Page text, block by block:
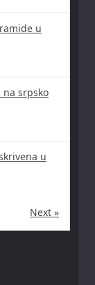
u
na srpsko
u
Next »